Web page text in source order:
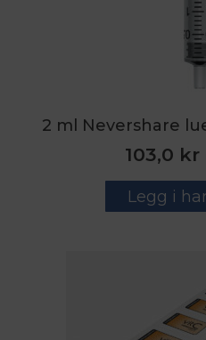
2 ml Nevershare
103,0 kr
Legg i